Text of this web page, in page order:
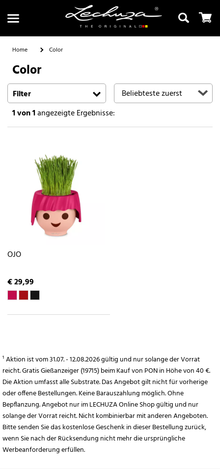
Suchen
Home Color
Color
Filter
1von 1angezeigte Ergebnisse:
OJO
€ 29,99
¹ Aktion ist vom 31.07. - 12.08.2026 gültig und nur solange der Vorrat
reicht. Gratis Gießanzeiger (19715) beim Kauf von PON in Höhe von 40 €.
Die Aktion umfasst alle Substrate. Das Angebot gilt nicht für vorherige
oder offene Bestellungen. Keine Barauszahlung möglich. Ohne
Bepflanzung. Angebot nur im LECHUZA Online Shop gültig und nur
solange der Vorrat reicht. Nicht kombinierbar mit anderen Angeboten.
Bitte senden Sie das kostenlose Geschenk in dieser Bestellung zurück,
wenn Sie nach der Rücksendung nicht mehr die ursprüngliche
Werbeanforderung erfüllen.